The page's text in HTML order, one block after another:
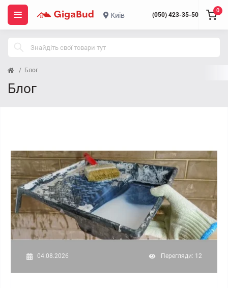
Київ (050) 423-35-50
0
Блог
Блог
04.08.2026 Перегляди: 12